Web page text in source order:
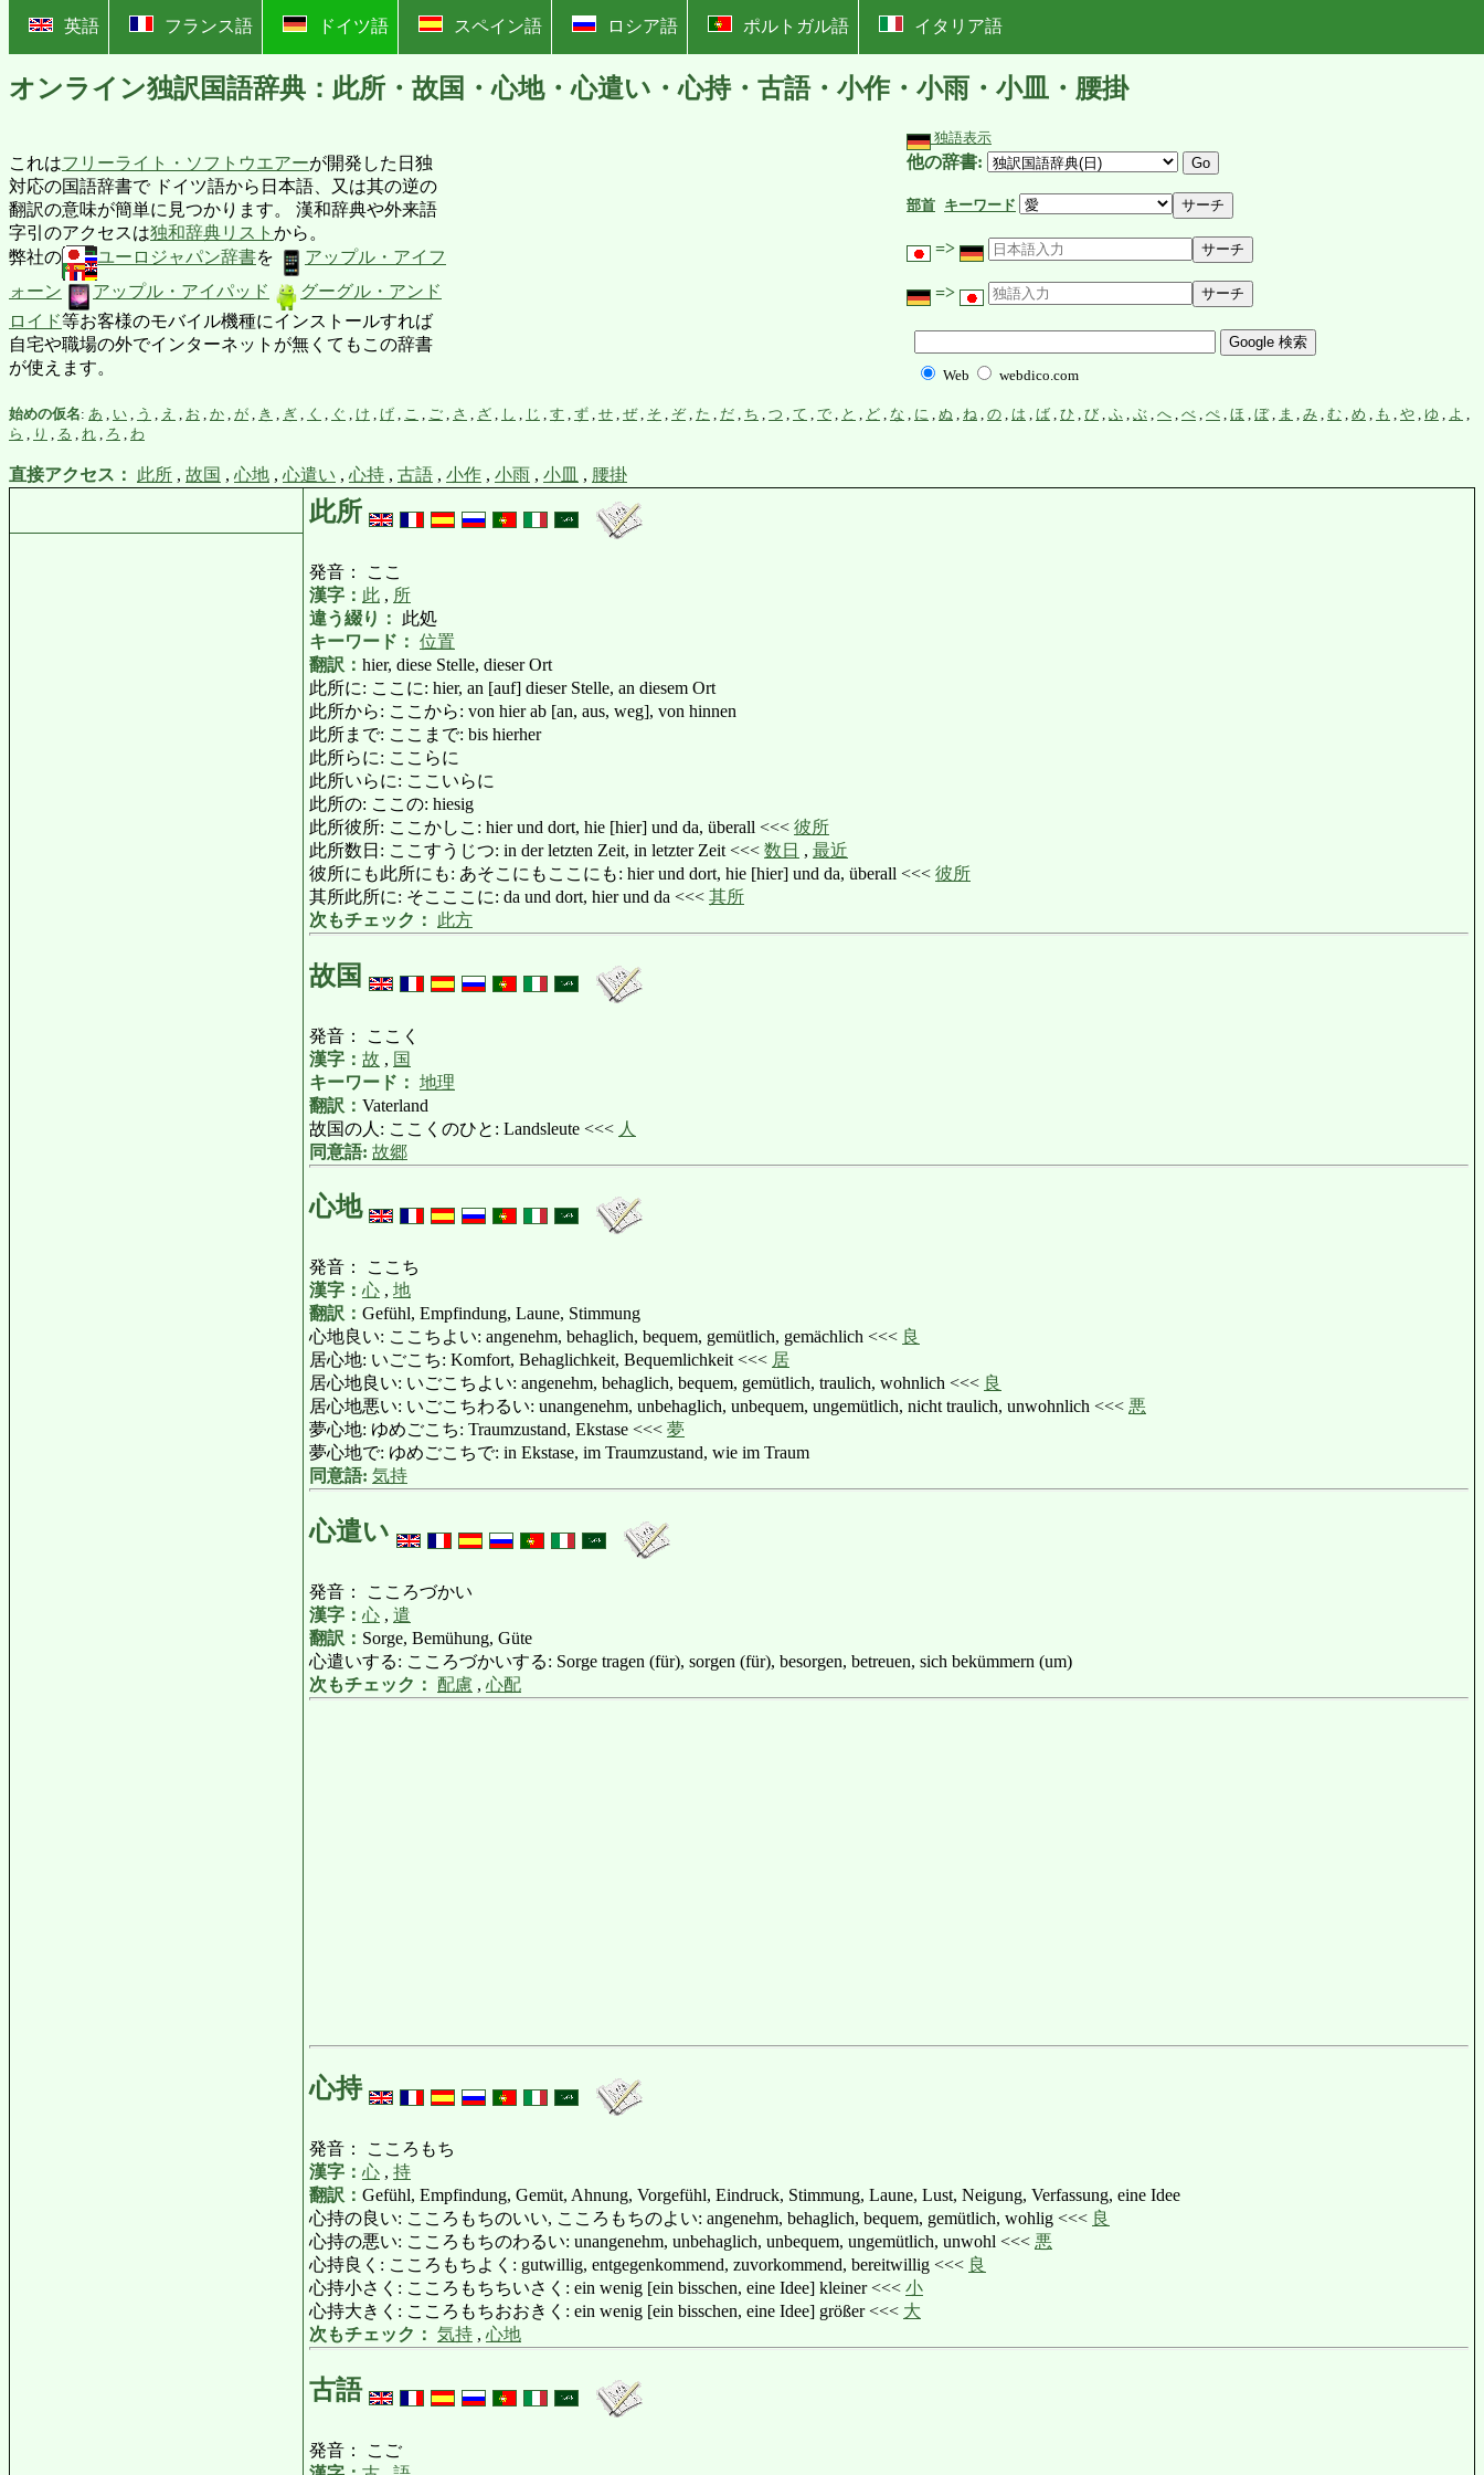
英語 フランス語 ドイツ語 スペイン語 ロシア語 ポルトガル語 イタリア語
オンライン独訳国語辞典：此所・故国・心地・心遣い・心持・古語・小作・小雨・小皿・腰掛
これはフリーライト・ソフトウエアーが開発した日独
対応の国語辞書で ドイツ語から日本語、又は其の逆の
翻訳の意味が簡単に見つかります。 漢和辞典や外来語
字引のアクセスは独和辞典リスト から。
弊社の
ユーロジャパン辞書を
アップル・アイフ
ォーン
アップル・アイパッド
グーグル・アンド
ロイド等お客様のモバイル機種にインストールすれば
自宅や職場の外でインターネットが無くてもこの辞書
が使えます。
独語表示
他の辞書:
部首 キーワード
=>
=>
Web webdico.com
始めの仮名: あ い う え お か が き ぎ く ぐ け げ こ ご さ ざ し じ す ず せ ぜ, そ ぞ, た だ ち つ て で と ど な に ぬ ね の は ば ひ び ふ ぶ へ べ ぺ ほ ぼ, ま み む め も や ゆ よ
ら
り る れ ろ わ
直接アクセス： 此所 , 故国 , 心地 , 心遣い , 心持 , 古語 , 小作 , 小雨 , 小皿 , 腰掛
此所
発音： ここ
漢字： 此 , 所
違う綴り：
此処
キーワード： 位置
翻訳： hier, diese Stelle, dieser Ort
此所に: ここに: hier, an [auf] dieser Stelle, an diesem Ort
此所から: ここから: von hier ab [an, aus, weg], von hinnen
此所まで: ここまで: bis hierher
此所らに: ここらに
此所いらに: ここいらに
此所の: ここの: hiesig
此所彼所: ここかしこ: hier und dort, hie [hier] und da, überall <<< 彼所
此所数日: ここすうじつ: in der letzten Zeit, in letzter Zeit <<< 数日 , 最近
彼所にも此所にも: あそこにもここにも: hier und dort, hie [hier] und da, überall <<< 彼所
其所此所に: そこここに: da und dort, hier und da <<< 其所
次もチェック：
此方
故国
発音： ここく
漢字： 故 , 国
キーワード： 地理
翻訳： Vaterland
故国の人: ここくのひと: Landsleute <<< 人
同意語: 故郷
心地
発音： ここち
漢字： 心 , 地
翻訳： Gefühl, Empfindung, Laune, Stimmung
心地良い: ここちよい: angenehm, behaglich, bequem, gemütlich, gemächlich <<< 良
居心地: いごこち: Komfort, Behaglichkeit, Bequemlichkeit <<< 居
居心地良い: いごこちよい: angenehm, behaglich, bequem, gemütlich, traulich, wohnlich <<< 良
居心地悪い: いごこちわるい: unangenehm, unbehaglich, unbequem, ungemütlich, nicht traulich, unwohnlich <<< 悪
夢心地: ゆめごこち: Traumzustand, Ekstase <<< 夢
夢心地で: ゆめごこちで: in Ekstase, im Traumzustand, wie im Traum
同意語: 気持
心遣い
発音： こころづかい
漢字： 心 , 遣
翻訳： Sorge, Bemühung, Güte
心遣いする: こころづかいする: Sorge tragen (für), sorgen (für), besorgen, betreuen, sich bekümmern (um)
次もチェック：
配慮 , 心配
心持
発音： こころもち
漢字： 心 , 持
翻訳： Gefühl, Empfindung, Gemüt, Ahnung, Vorgefühl, Eindruck, Stimmung, Laune, Lust, Neigung, Verfassung, eine Idee
心持の良い: こころもちのいい, こころもちのよい: angenehm, behaglich, bequem, gemütlich, wohlig <<< 良
心持の悪い: こころもちのわるい: unangenehm, unbehaglich, unbequem, ungemütlich, unwohl <<< 悪
心持良く: こころもちよく: gutwillig, entgegenkommend, zuvorkommend, bereitwillig <<< 良
心持小さく: こころもちちいさく: ein wenig [ein bisschen, eine Idee] kleiner <<< 小
心持大きく: こころもちおおきく: ein wenig [ein bisschen, eine Idee] größer <<< 大
次もチェック： 気持 , 心地
古語
発音： こご